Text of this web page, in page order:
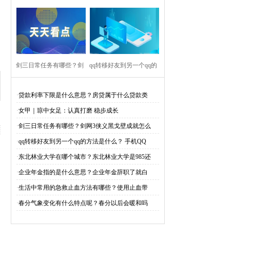
思？房贷属于什么贷款类 磨 稳步成长
剑三日常任务有哪些？剑
做？
qq转移好友到另一个qq的
据怎么备份至电脑？
·贷款利率下限是什么意思？房贷属于什么贷款类
·女甲｜琼中女足：认真打磨 稳步成长
·剑三日常任务有哪些？剑网3侠义黑戈壁成就怎么
·qq转移好友到另一个qq的方法是什么？ 手机QQ
·东北林业大学在哪个城市？东北林业大学是985还
·企业年金指的是什么意思？企业年金辞职了就白
·生活中常用的急救止血方法有哪些？使用止血带
·春分气象变化有什么特点呢？春分以后会暖和吗